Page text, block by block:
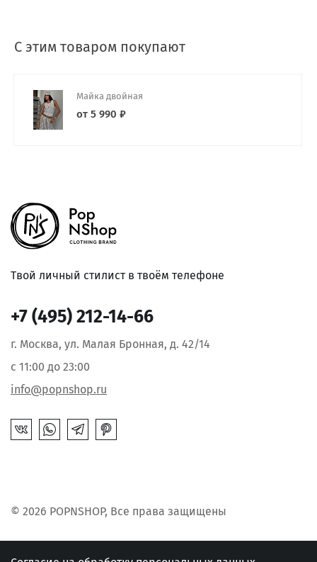
С этим товаром покупают
Майка двойная
от 5 990 ₽
Твой личный стилист в твоём телефоне
© 2026 POPNSHOP, Все права защищены
+7 (495) 212-14-66
г. Москва, ул. Малая Бронная, д. 42/14
с 11:00 до 23:00
info@popnshop.ru